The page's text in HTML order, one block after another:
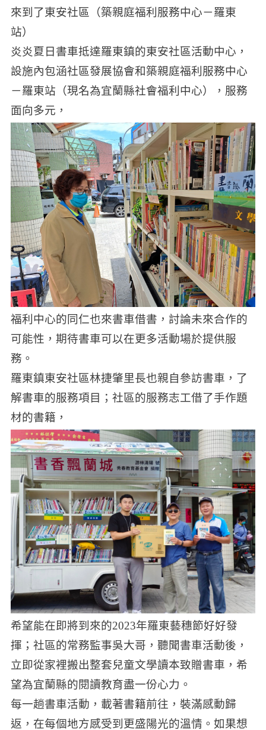
來到了東安社區（築親庭福利服務中心－羅東
站）
炎炎夏日書車抵達羅東鎮的東安社區活動中心，
設施內包涵社區發展協會和築親庭福利服務中心
－羅東站（現名為宜蘭縣社會福利中心），服務
面向多元，
福利中心的同仁也來書車借書，討論未來合作的
可能性，期待書車可以在更多活動場於提供服
務。
羅東鎮東安社區林捷肇里長也親自參訪書車，了
解書車的服務項目；社區的服務志工借了手作題
材的書籍，
希望能在即將到來的2023年羅東藝穗節好好發
揮；社區的常務監事吳大哥，聽聞書車活動後，
立即從家裡搬出整套兒童文學讀本致贈書車，希
望為宜蘭縣的閱讀教育盡一份心力。
每一趟書車活動，載著書籍前往，裝滿感動歸
返，在每個地方感受到更盛陽光的溫情。如果想